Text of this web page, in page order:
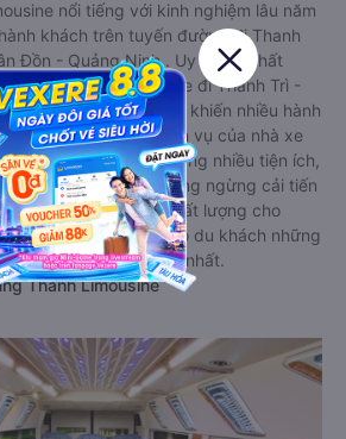
nổi tiếng với kinh nghiệm lâu năm
khách trên tuyến đường đi Thanh
Đồn - Quảng Ninh . Uy tín và chất
Trung Thành Limousine đi Thanh Trì -
- Quảng Ninh là lý do khiến nhiều hành
khi chọn sử dụng dịch vụ của nhà xe
xe chất lượng cao cùng nhiều tiện ích,
Limousine luôn không ngừng cải tiến
càng nhiều dịch vụ chất lượng cho
đảm bảo mang lại cho du khách những
thoái mái và hài lòng nhất.
Thành Limousine